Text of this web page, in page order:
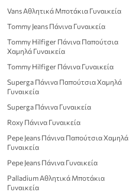
Vans Αθλητικά Μποτάκια Γυναικεία
Tommy Jeans Πάνινα Γυναικεία
Tommy Hilfiger Πάνινα Παπούτσια
Χαμηλά Γυναικεία
Tommy Hilfiger Πάνινα Γυναικεία
Superga Πάνινα Παπούτσια Χαμηλά
Γυναικεία
Superga Πάνινα Γυναικεία
Roxy Πάνινα Γυναικεία
Pepe Jeans Πάνινα Παπούτσια Χαμηλά
Γυναικεία
Pepe Jeans Πάνινα Γυναικεία
Palladium Αθλητικά Μποτάκια
Γυναικεία